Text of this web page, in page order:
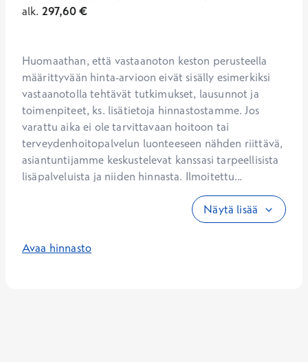
alk. 297,60€
Huomaathan, että vastaanoton keston perusteella
määrittyvään hinta-arvioon eivät sisälly esimerkiksi
vastaanotolla tehtävät tutkimukset, lausunnot ja
toimenpiteet, ks. lisätietoja hinnastostamme. Jos
varattu aika ei ole tarvittavaan hoitoon tai
terveydenhoitopalvelun luonteeseen nähden riittävä,
asiantuntijamme keskustelevat kanssasi tarpeellisista
lisäpalveluista ja niiden hinnasta. Ilmoitettu...
Näytä lisää
Avaa hinnasto